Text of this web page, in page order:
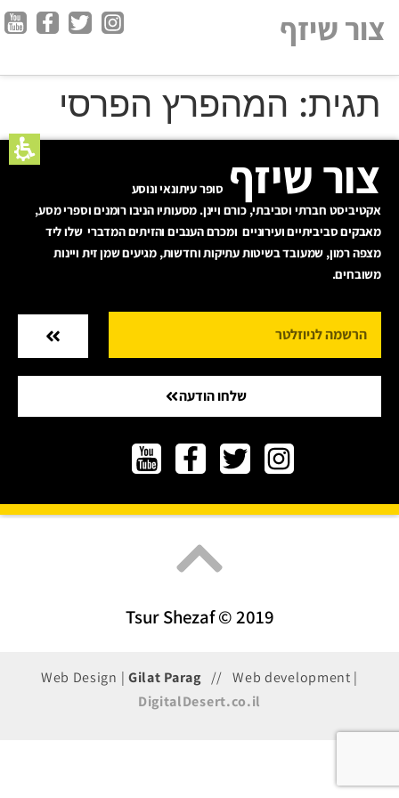
של
אינטרנט,
לחץ
אנטר
כדי
לאזור
צור שיזף
תגית: המהפרץ הפרסי
צור שיזף סופר עיתונאי ונוסע
אקטיביסט חברתי וסביבתי, כורם ויינן. מסעותיו הניבו רומנים וספרי מסע,
מאבקים סביביתיים ועירוניים ומכרם הענבים והזיתים המדברי שלו ליד
מצפה רמון, שמעובד בשיטות עתיקות וחדשות, מגיעים שמן זית ויינות
משובחים.
שלחו הודעה
Tsur Shezaf © 2019
Web Design | Gilat Parag// Web development |
DigitalDesert.co.il
דף: